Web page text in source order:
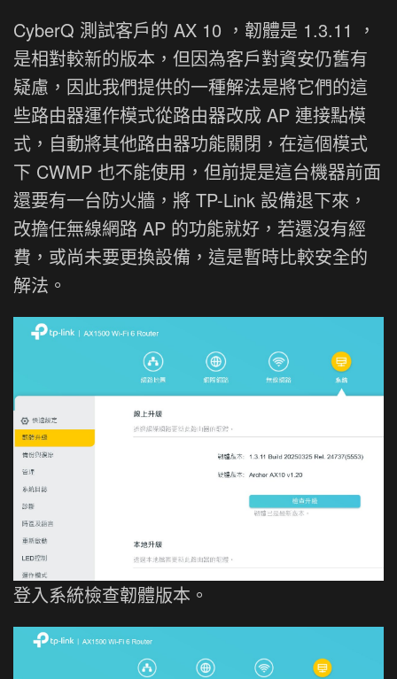
CyberQ 測試客戶的 AX 10 ，韌體是 1.3.11 ，
是相對較新的版本，但因為客戶對資安仍舊有
疑慮，因此我們提供的一種解法是將它們的這
些路由器運作模式從路由器改成 AP 連接點模
式，自動將其他路由器功能關閉，在這個模式
下 CWMP 也不能使用，但前提是這台機器前面
還要有一台防火牆，將 TP-Link 設備退下來，
改擔任無線網路 AP 的功能就好，若還沒有經
費，或尚未要更換設備，這是暫時比較安全的
解法。
登入系統檢查韌體版本。